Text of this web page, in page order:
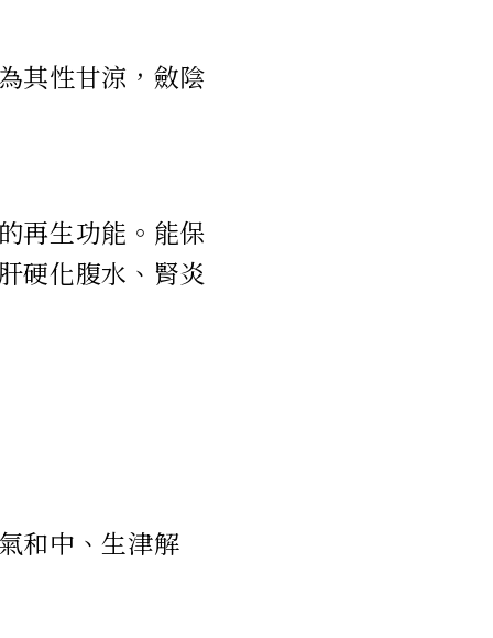
其性甘涼，斂陰
再生功能。能保
硬化腹水、腎炎
和中、生津解